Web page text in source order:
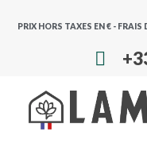
PRIX HORS TAXES EN € -